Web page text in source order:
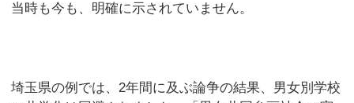
当時も今も、明確に示されていません。
埼玉県の例では、2年間に及ぶ論争の結果、男女別学校